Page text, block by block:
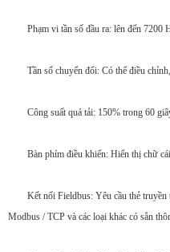
Phạm vi tần số đầu ra: lên đến 7200
Tần số chuyển đổi: Có thể điều
Công suất quá tải: 150% trong 60
Bàn phím điều khiển: Hiển thị chữ
Kết nối Fieldbus: Yêu cầu thẻ
Modbus / TCP và các loại khác có sẵn